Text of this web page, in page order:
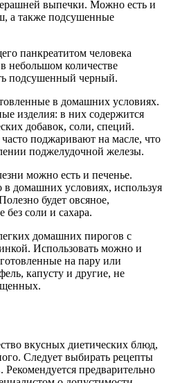
выпечки. Можно есть и
а также подсушенные
панкреатитом человека
небольшом количестве
подсушенный черный.
в домашних условиях.
изделия: в них содержится
добавок, соли, специй.
поджаривают на масле, что
поджелудочной железы.
можно есть и печенье.
в домашних условиях, используя
будет овсяное,
без соли и сахара.
домашних пирогов с
Использовать можно и
на пару или
капусту и другие, не
вкусных диетических блюд,
Следует выбирать рецепты
предварительно